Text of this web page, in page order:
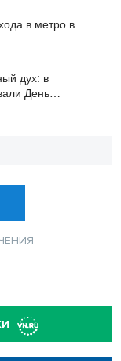
в метро в
дух: в
День